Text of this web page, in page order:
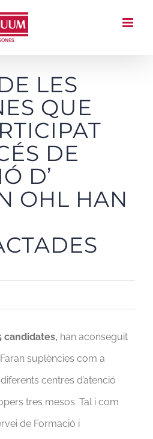
LES
QUE
DE
D’
OHL HAN
candidates, han aconseguit
suplències com a
centres d’atenció
tres mesos. Tal i com
de Formació i